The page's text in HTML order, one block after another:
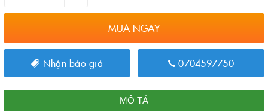
MUA NGAY
Nhận báo giá 0704597750
MÔ TẢ